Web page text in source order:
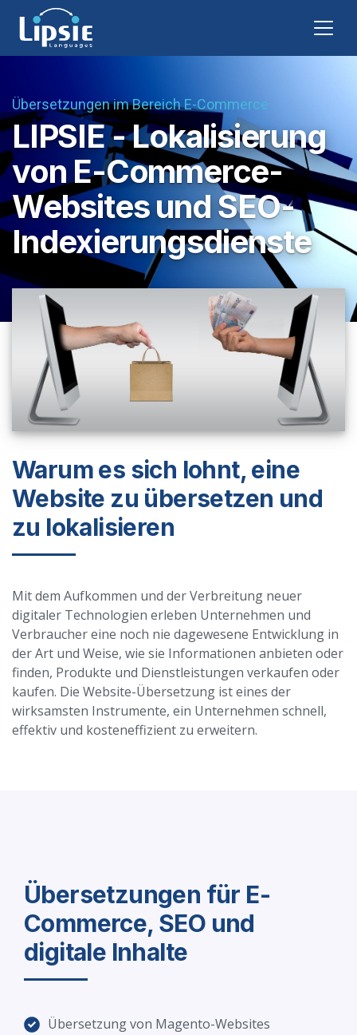
Übersetzungen im Bereich E-Commerce
LIPSIE - Lokalisierung
von E-Commerce-
Websites und SEO-
Indexierungsdienste
Warum es sich lohnt, eine
Website zu übersetzen und
zu lokalisieren
Mit dem Aufkommen und der Verbreitung neuer
digitaler Technologien erleben Unternehmen und
Verbraucher eine noch nie dagewesene Entwicklung in
der Art und Weise, wie sie Informationen anbieten oder
finden, Produkte und Dienstleistungen verkaufen oder
kaufen. Die Website-Übersetzung ist eines der
wirksamsten Instrumente, ein Unternehmen schnell,
effektiv und kosteneffizient zu erweitern.
Übersetzungen für E-
Commerce, SEO und
digitale Inhalte
Übersetzung von Magento-Websites